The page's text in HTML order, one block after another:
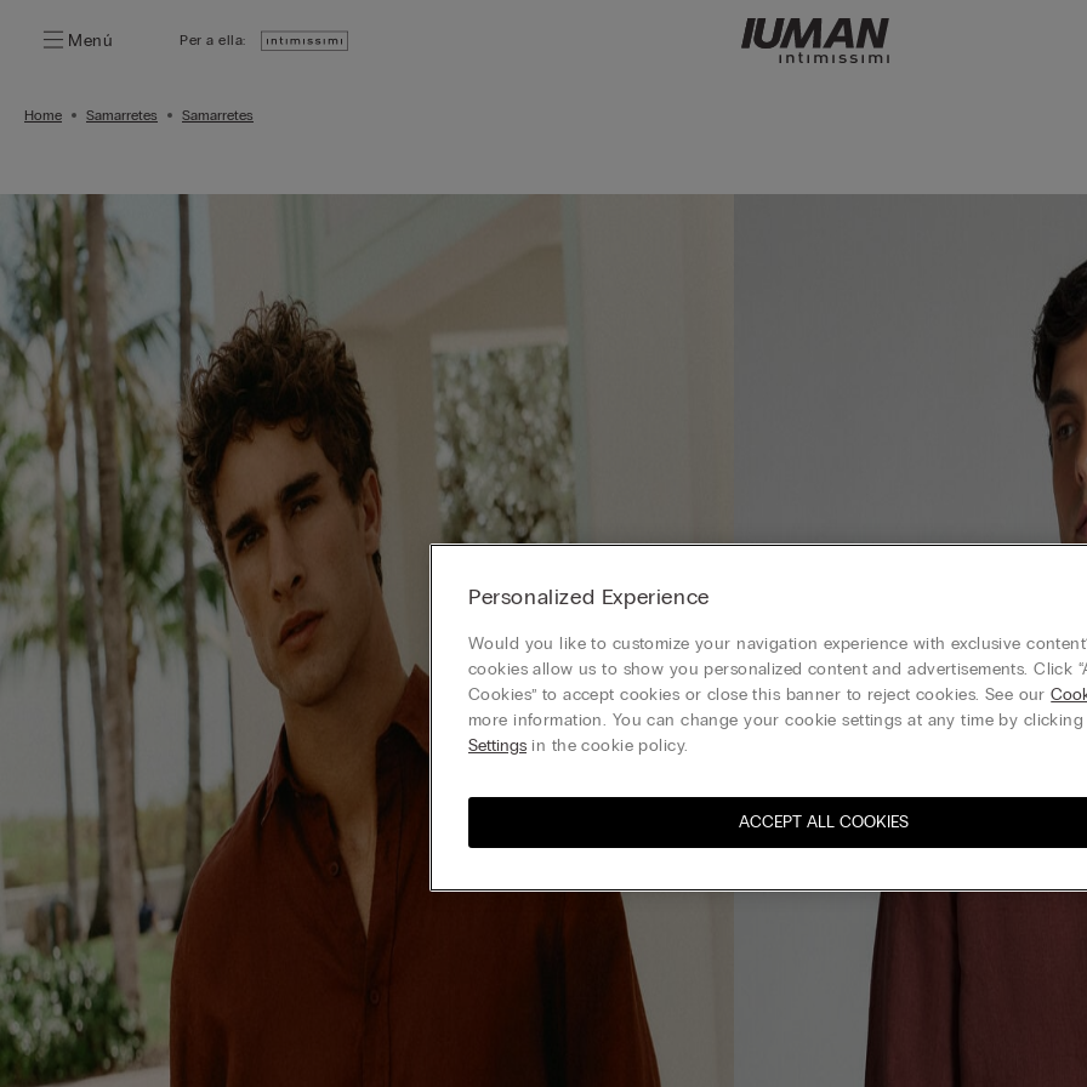
Menú Per a ella:
Home Samarretes Samarretes
Personalized Experience
Would you like to customize your navigation experience with exclusive
cookies allow us to show you personalized content and advertisements. Click
Cookies” to accept cookies or close this banner to reject cookies. See our
more information. You can change your cookie settings at any time by clicking
Settings in the cookie policy.
ACCEPT ALL COOKIES